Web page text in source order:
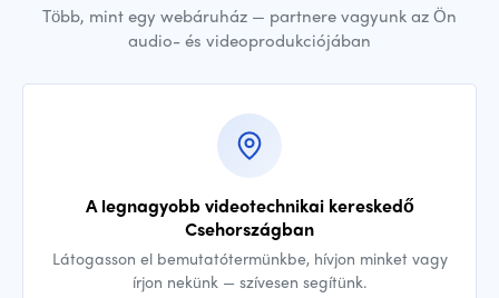
Több, mint egy webáruház — partnere vagyunk az Ön
audio- és videoprodukciójában
A legnagyobb videotechnikai kereskedő
Csehországban
Látogasson el bemutatótermünkbe, hívjon minket vagy
írjon nekünk — szívesen segítünk.